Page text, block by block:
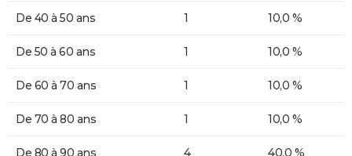
De 40 à 50 ans 1 10,0 %
De 50 à 60 ans 1 10,0 %
De 60 à 70 ans 1 10,0 %
De 70 à 80 ans 1 10,0 %